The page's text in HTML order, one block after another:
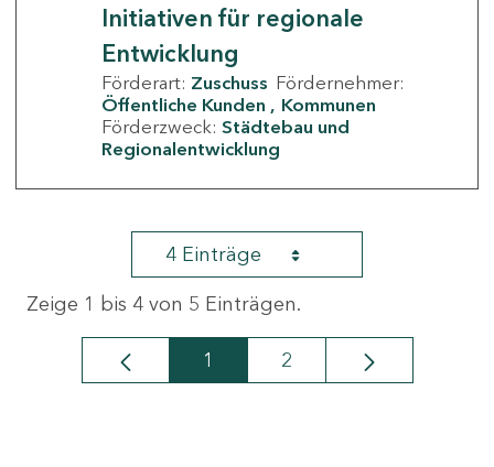
Initiativen für regionale
Entwicklung
Förderart: Zuschuss Fördernehmer:
Öffentliche Kunden
Kommunen
Förderzweck: Städtebau und
Regionalentwicklung
4 Einträge
Zeige 1 bis 4 von 5 Einträgen.
Seite
1 Seite
2